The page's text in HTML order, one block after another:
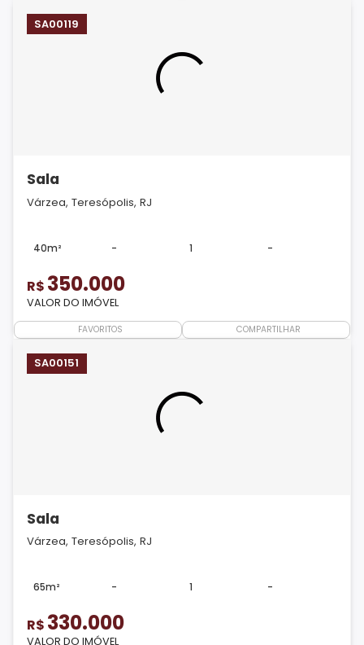
SA00119
Sala
Várzea, Teresópolis, RJ
40m² - 1 -
R$ 350.000
VALOR DO IMÓVEL
FAVORITOS COMPARTILHAR
SA00151
Sala
Várzea, Teresópolis, RJ
65m² - 1 -
R$ 330.000
VALOR DO IMÓVEL